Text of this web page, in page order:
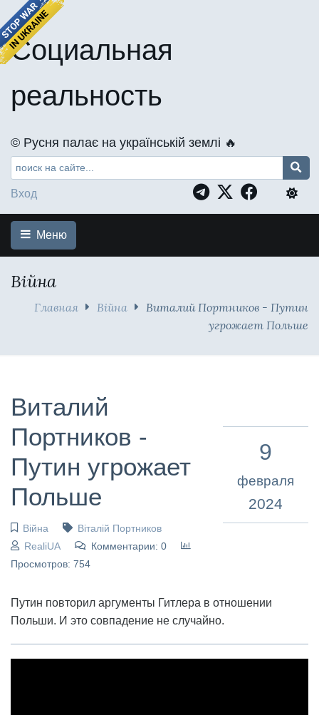
Социальная
реальность
©️ Русня палає на українській землі 🔥
Вход
Меню
Війна
Главная Війна
Виталий Портников - Путин
угрожает Польше
Виталий
Портников -
Путин угрожает
Польше
Війна
Віталій Портников
RealiUA
Комментарии: 0
Просмотров: 754
9
февраля
2024
Путин повторил аргументы Гитлера в отношении
Польши. И это совпадение не случайно.